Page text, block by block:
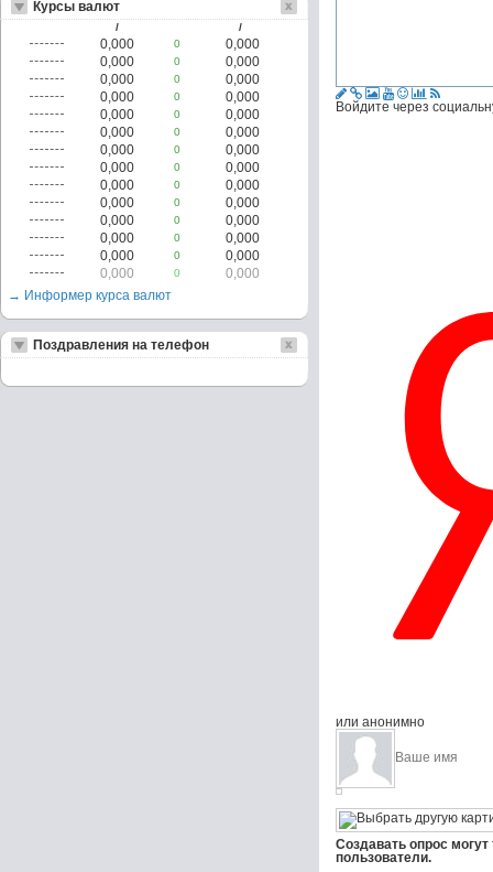
Войдите через
или анонимно
Создавать опрос
пользователи.
Курсы валют
/ /
0,000 0
0,000
0,000
0
0,000
0,000
0
0,000
0,000
0
0,000
0,000
0
0,000
0,000
0
0,000
0,000
0
0,000
0,000
0
0,000
0,000
0
0,000
0,000
0
0,000
0,000
0
0,000
0,000
0
0,000
0,000
0
0,000
0,000
0
0,000
→ Информер курса валют
Поздравления на телефон